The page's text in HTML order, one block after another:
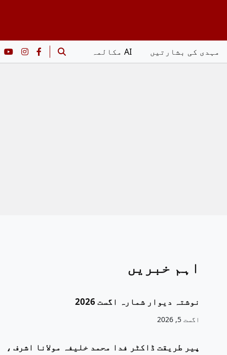
مہدی کی بشارتیں AI مکالمہ
اہم خبریں
نوشتہ دیوار شمارہ اگست 2026
اگست 5, 2026
پیر طریقت ڈاکٹر فدا محمد خلیفہ مولانا اشرف ،